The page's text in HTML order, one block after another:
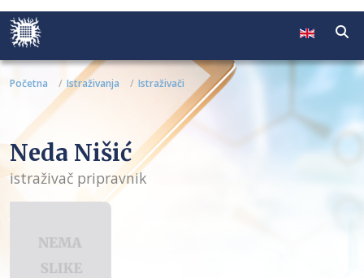
Početna Istraživanja Istraživači
Neda Nišić
istraživač pripravnik